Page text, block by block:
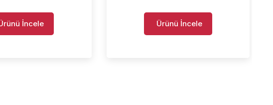
İncele Ürünü İncele